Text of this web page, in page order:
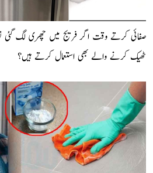
صفائی کرتے وقت اگر فریج میں چھری لگ گئی
ٹھیک کرنے والے بھی استعمال کرتے ہیں؟